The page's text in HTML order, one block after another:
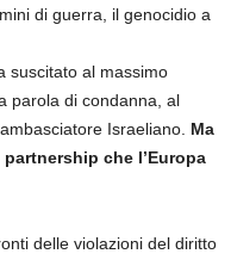
di guerra, il genocidio a
suscitato al massimo
parola di condanna, al
Israeliano. Ma
che l’Europa
delle violazioni del diritto